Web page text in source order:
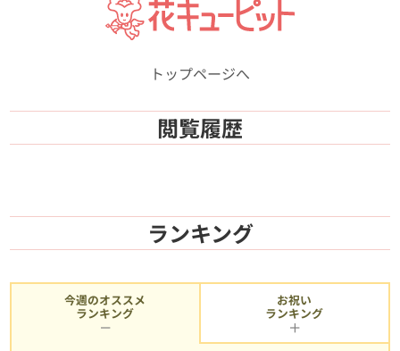
トップページへ
閲覧履歴
ランキング
今週のオススメ
ランキング
お祝い
ランキング